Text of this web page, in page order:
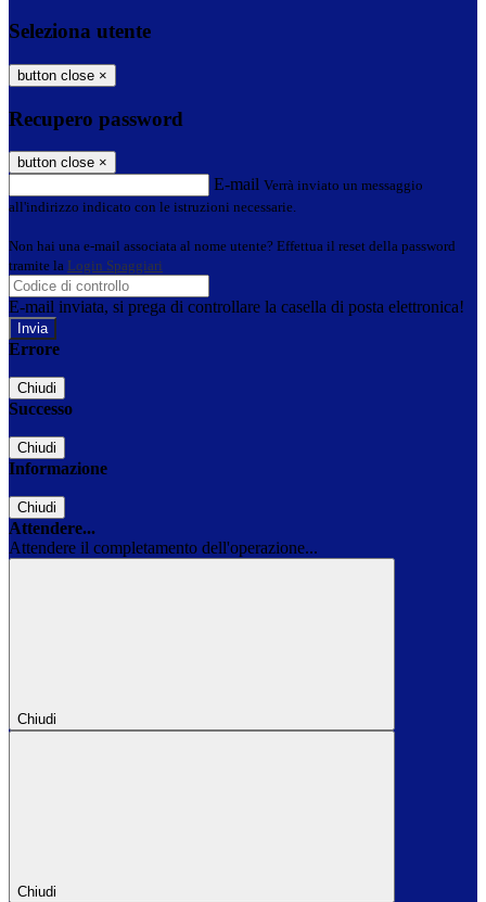
Seleziona utente
button close ×
Recupero password
button close ×
E-mail Verrà inviato un messaggio
all'indirizzo indicato con le istruzioni necessarie.
Non hai una e-mail associata al nome utente? Effettua il reset della password
tramite la Login Spaggiari
E-mail inviata, si prega di controllare la casella di posta elettronica!
Errore
Chiudi
Successo
Chiudi
Informazione
Chiudi
Attendere...
Attendere il completamento dell'operazione...
Chiudi
Chiudi